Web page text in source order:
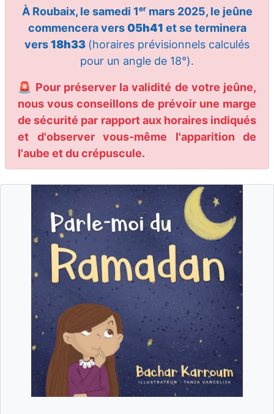
À Roubaix, le samedi 1ᵉʳ mars 2025, le jeûne
commencera vers05h41 et se terminera
vers18h33 (horaires prévisionnels calculés
pour un angle de 18°).
🚨 Pour préserver la validité de votre jeûne,
nous vous conseillons de prévoir une marge
de sécurité par rapport aux horaires indiqués
et d'observer vous-même l'apparition de
l'aube et du crépuscule.